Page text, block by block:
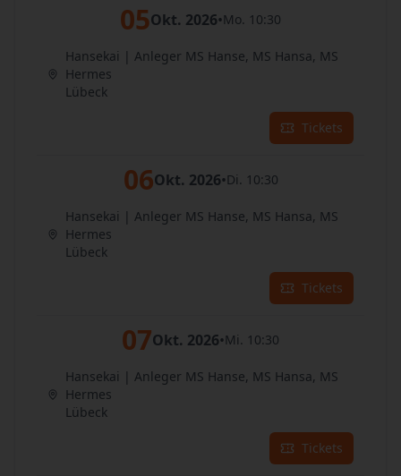
05Okt. 2026•Mo. 10:30
Hansekai | Anleger MS Hanse, MS Hansa, MS
Hermes
Lübeck
Tickets
06Okt. 2026•Di. 10:30
Hansekai | Anleger MS Hanse, MS Hansa, MS
Hermes
Lübeck
Tickets
07Okt. 2026•Mi. 10:30
Hansekai | Anleger MS Hanse, MS Hansa, MS
Hermes
Lübeck
Tickets